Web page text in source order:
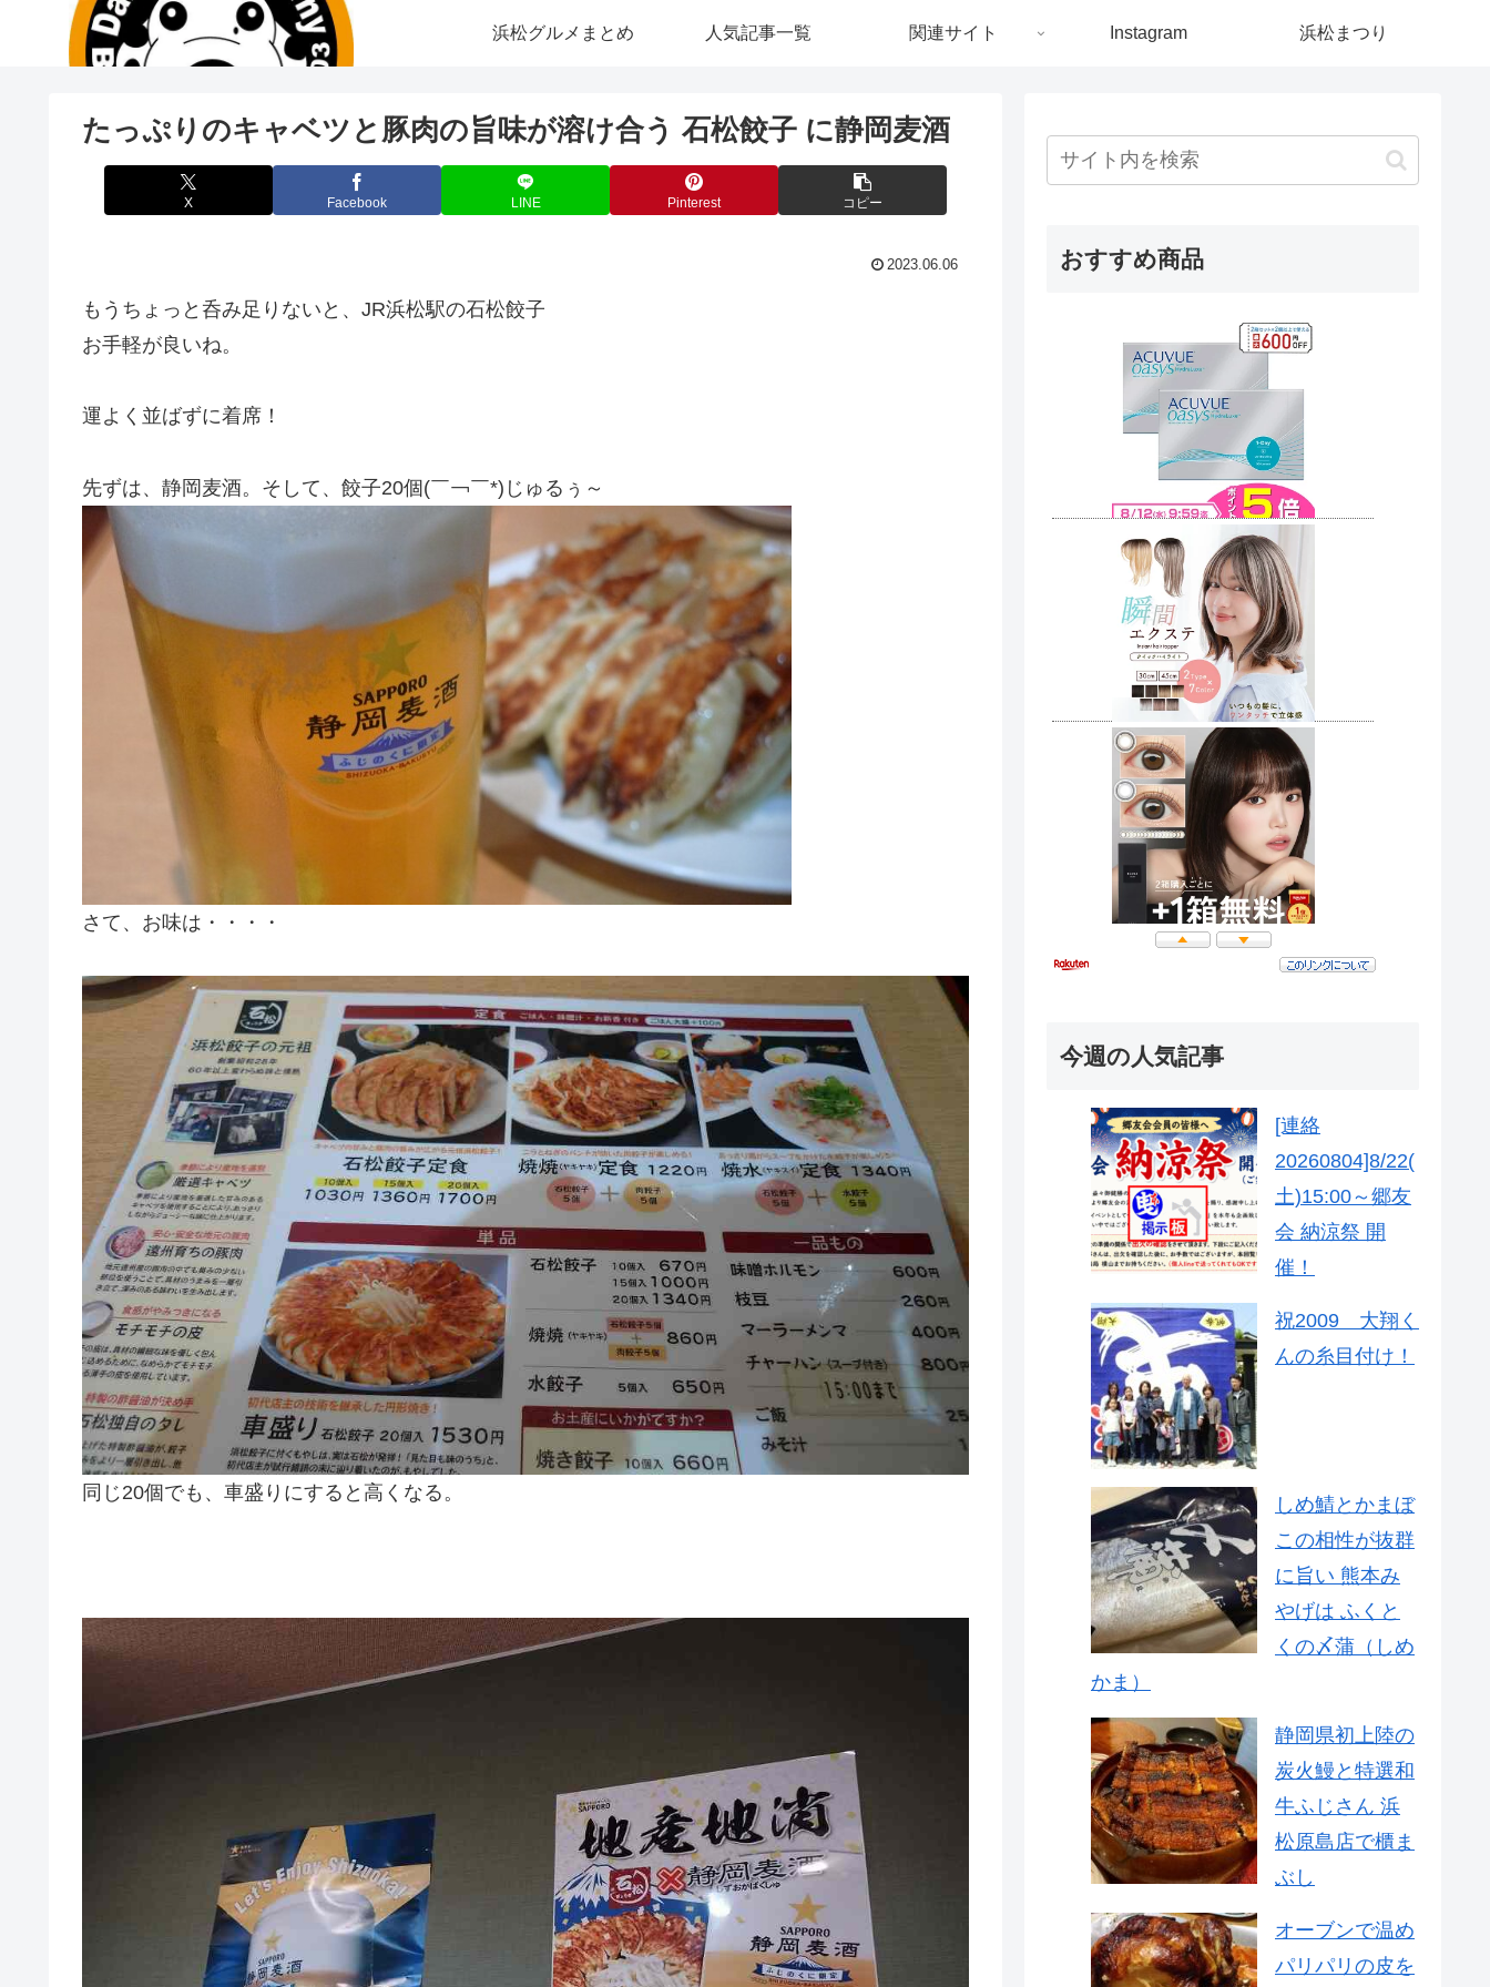
浜松グルメまとめ 人気記事一覧 関連サイト Instagram 浜松まつり
たっぷりのキャベツと豚肉の旨味が溶け合う 石松餃子 に静岡麦酒
X Facebook LINE Pinterest コピー
2023.06.06
もうちょっと呑み足りないと、JR浜松駅の石松餃子
お手軽が良いね。
運よく並ばずに着席！
先ずは、静岡麦酒。そして、餃子20個(￣￢￣*)じゅるぅ～
さて、お味は・・・・
同じ20個でも、車盛りにすると高くなる。
おすすめ商品
今週の人気記事
[連絡
20260804]8/22(
土)15:00～郷友
会 納涼祭 開
催！
祝2009 大翔く
んの糸目付け！
しめ鯖とかまぼ
この相性が抜群
に旨い 熊本み
やげは ふくと
くの〆蒲（しめ
かま）
静岡県初上陸の
炭火鰻と特選和
牛ふじさん 浜
松原島店で櫃ま
ぶし
オーブンで温め
パリパリの皮を